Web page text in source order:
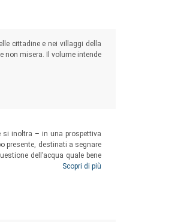
cittadine e nei villaggi della
non misera. Il volume intende
si inoltra – in una prospettiva
presente, destinati a segnare
dell’acqua quale bene
e sociale, ma anche su
Scopri di più